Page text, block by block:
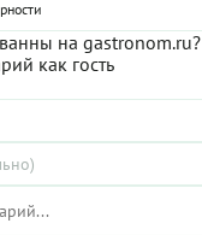
на gastronom.ru?
как гость